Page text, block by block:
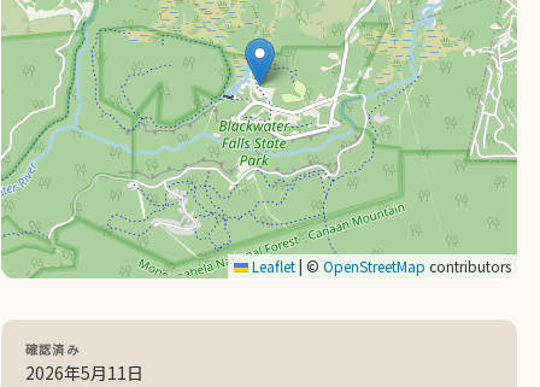
Leaflet ©OpenStreetMap contributors
確認済み
2026年5月11日